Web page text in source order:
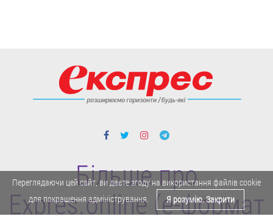
Більше про
Expres.online (e-формат
Переглядаючи цей сайт, ви даєте згоду на використання файлів cookie
для покращення адміністрування.
Я розумію. Закрити